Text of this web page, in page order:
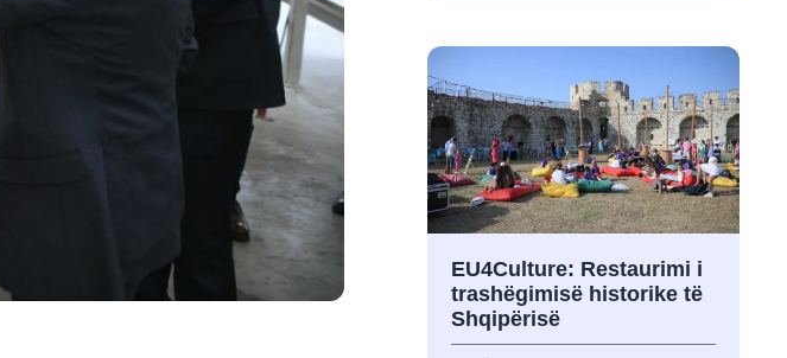
EU4Culture: Restaurimi i
trashëgimisë historike të
Shqipërisë